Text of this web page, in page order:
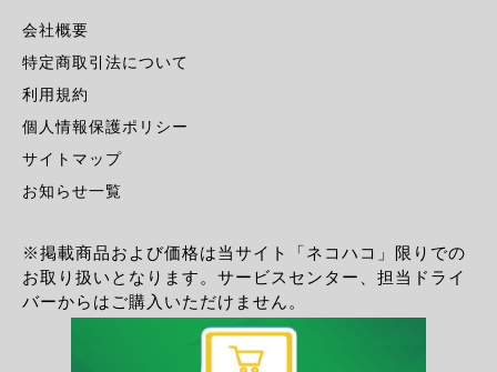
会社概要
特定商取引法について
利用規約
個人情報保護ポリシー
サイトマップ
お知らせ一覧
※掲載商品および価格は当サイト「ネコハコ」限りでの
お取り扱いとなります。サービスセンター、担当ドライ
バーからはご購入いただけません。